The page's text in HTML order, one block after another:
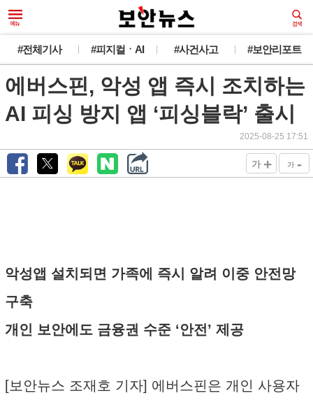
#전체기사 #피지컬ㆍAI #사건사고 #보안리포트
에버스핀, 악성 앱 즉시 조치하는
AI 피싱 방지 앱 ‘피싱블락’ 출시
2025-08-25 17:51
가 + 가 -
악성앱 설치되면 가족에 즉시 알려 이중 안전망
구축
개인 보안에도 금융권 수준 ‘안전’ 제공
[보안뉴스 조재호 기자] 에버스핀은 개인 사용자